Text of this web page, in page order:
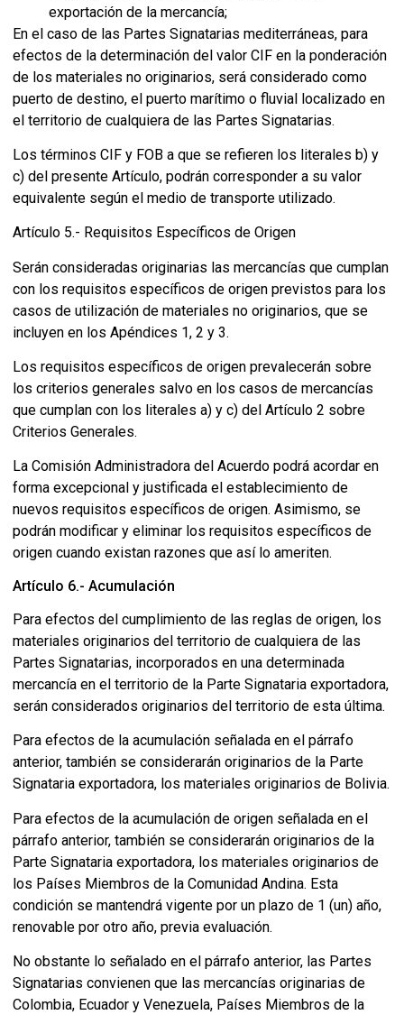
exportación de la mercancía;
En el caso de las Partes Signatarias mediterráneas, para
efectos de la determinación del valor CIF en la ponderación
de los materiales no originarios, será considerado como
puerto de destino, el puerto marítimo o fluvial localizado en
el territorio de cualquiera de las Partes Signatarias.
Los términos CIF y FOB a que se refieren los literales b) y
c) del presente Artículo, podrán corresponder a su valor
equivalente según el medio de transporte utilizado.
Artículo 5.- Requisitos Específicos de Origen
Serán consideradas originarias las mercancías que cumplan
con los requisitos específicos de origen previstos para los
casos de utilización de materiales no originarios, que se
incluyen en los Apéndices 1, 2 y 3.
Los requisitos específicos de origen prevalecerán sobre
los criterios generales salvo en los casos de mercancías
que cumplan con los literales a) y c) del Artículo 2 sobre
Criterios Generales.
La Comisión Administradora del Acuerdo podrá acordar en
forma excepcional y justificada el establecimiento de
nuevos requisitos específicos de origen. Asimismo, se
podrán modificar y eliminar los requisitos específicos de
origen cuando existan razones que así lo ameriten.
Artículo 6.- Acumulación
Para efectos del cumplimiento de las reglas de origen, los
materiales originarios del territorio de cualquiera de las
Partes Signatarias, incorporados en una determinada
mercancía en el territorio de la Parte Signataria exportadora,
serán considerados originarios del territorio de esta última.
Para efectos de la acumulación señalada en el párrafo
anterior, también se considerarán originarios de la Parte
Signataria exportadora, los materiales originarios de Bolivia.
Para efectos de la acumulación de origen señalada en el
párrafo anterior, también se considerarán originarios de la
Parte Signataria exportadora, los materiales originarios de
los Países Miembros de la Comunidad Andina. Esta
condición se mantendrá vigente por un plazo de 1 (un) año,
renovable por otro año, previa evaluación.
No obstante lo señalado en el párrafo anterior, las Partes
Signatarias convienen que las mercancías originarias de
Colombia, Ecuador y Venezuela, Países Miembros de la